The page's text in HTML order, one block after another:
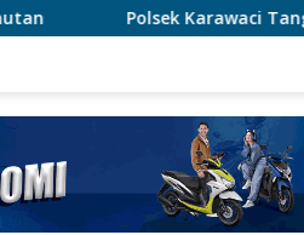
Tangkap Pelaku Curanmor,